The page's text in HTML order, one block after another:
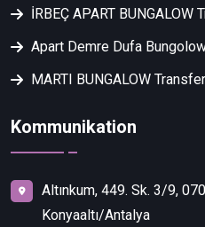
İRBEÇ APART BUNGALOW
Apart Demre Dufa
MARTI BUNGALOW
Kommunikation
Altınkum, 449. Sk. 3/9,
Konyaaltı/Antalya